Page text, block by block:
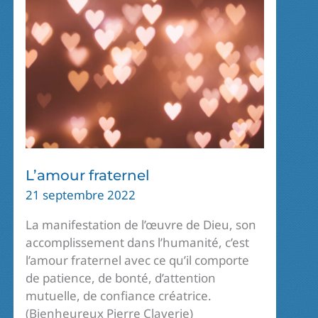
L’amour fraternel
21 septembre 2022
La manifestation de l’œuvre de Dieu, son
accomplissement dans l’humanité, c’est
l’amour fraternel avec ce qu’il comporte
de patience, de bonté, d’attention
mutuelle, de confiance créatrice.
(Bienheureux Pierre Claverie)